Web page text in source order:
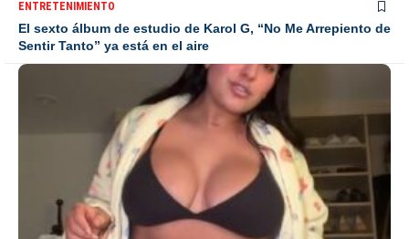
ENTRETENIMIENTO
El sexto álbum de estudio de Karol G, “No Me Arrepiento de
Sentir Tanto” ya está en el aire